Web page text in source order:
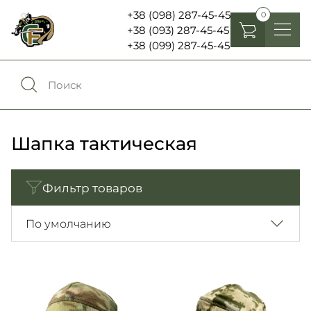
+38 (098) 287-45-45
+38 (093) 287-45-45
+38 (099) 287-45-45
0
Избранное0
Войти
Аксесуары
Фонари, бинокли и елементы питания
Шевроны, патчи , нашивки
Шапка тактическая
Фильтр товаров
По умолчанию